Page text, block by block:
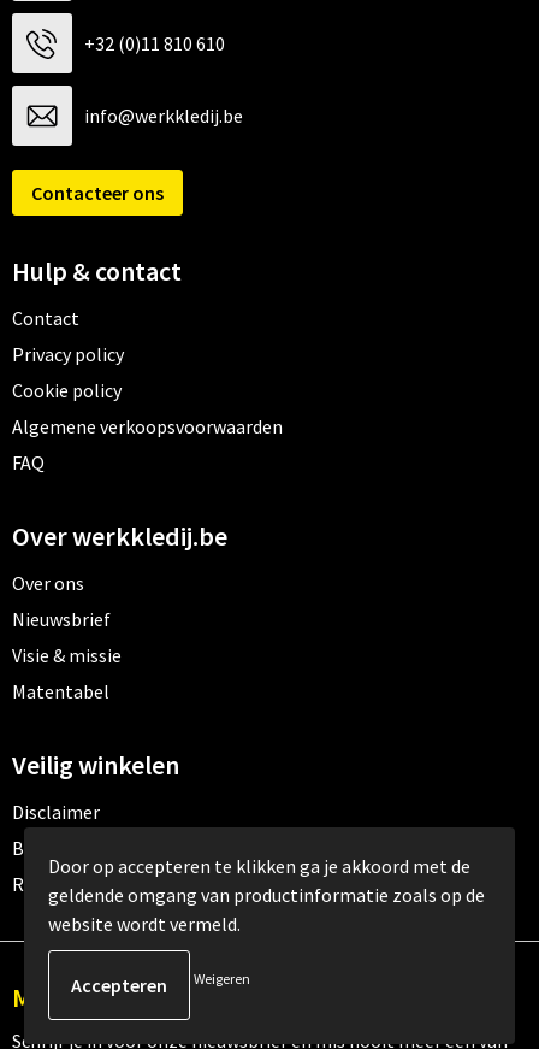
+32 (0)11 810 610
info@werkkledij.be
Contacteer ons
Hulp & contact
Contact
Privacy policy
Cookie policy
Algemene verkoopsvoorwaarden
FAQ
Over werkkledij.be
Over ons
Nieuwsbrief
Visie & missie
Matentabel
Veilig winkelen
Disclaimer
Betaalmethoden
Retourneren
Meld je aan voor onze nieuwsbrief
Schrijf je in voor onze nieuwsbrief en mis nooit meer één van
Door op accepteren te klikken ga je akkoord met de
geldende omgang van productinformatie zoals op de
website wordt vermeld.
Weigeren